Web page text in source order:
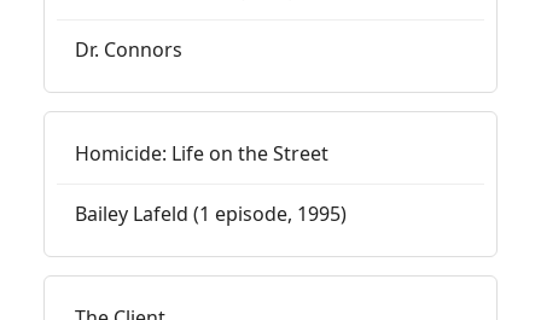
Dr. Connors
Homicide: Life on the Street
Bailey Lafeld (1 episode, 1995)